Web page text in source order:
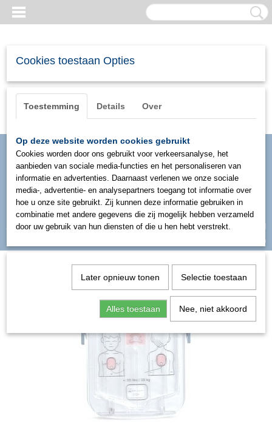
Inloggen Registreren
UW WINKELWAGEN
(0)
Cookies toestaan Opties
Toestemming Details Over
Op deze website worden cookies gebruikt
Cookies worden door ons gebruikt voor verkeersanalyse, het
aanbieden van sociale media-functies en het personaliseren van
informatie en advertenties. Daarnaast verlenen we onze sociale
media-, advertentie- en analysepartners toegang tot informatie over
hoe u onze site gebruikt. Zij kunnen deze informatie gebruiken in
combinatie met andere gegevens die zij mogelijk hebben verzameld
door uw gebruik van hun diensten of die u hen hebt verstrekt.
Later opnieuw tonen Selectie toestaan
Alles toestaan Nee, niet akkoord